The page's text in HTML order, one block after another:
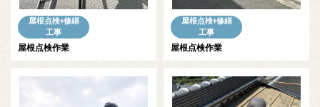
屋根点検+修繕
工事
屋根点検作業
屋根点検+修繕
工事
屋根点検作業